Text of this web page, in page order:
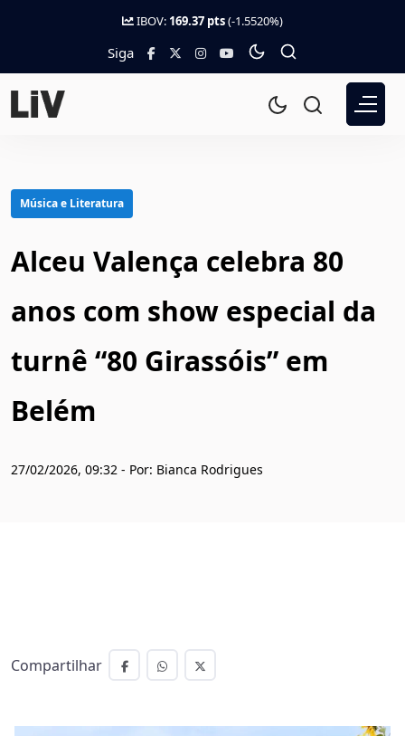
IBOV: 169.37 pts(-1.5520%)
Siga
Música e Literatura
Alceu Valença celebra 80
anos com show especial da
turnê “80 Girassóis” em
Belém
27/02/2026, 09:32 - Por: Bianca Rodrigues
Compartilhar